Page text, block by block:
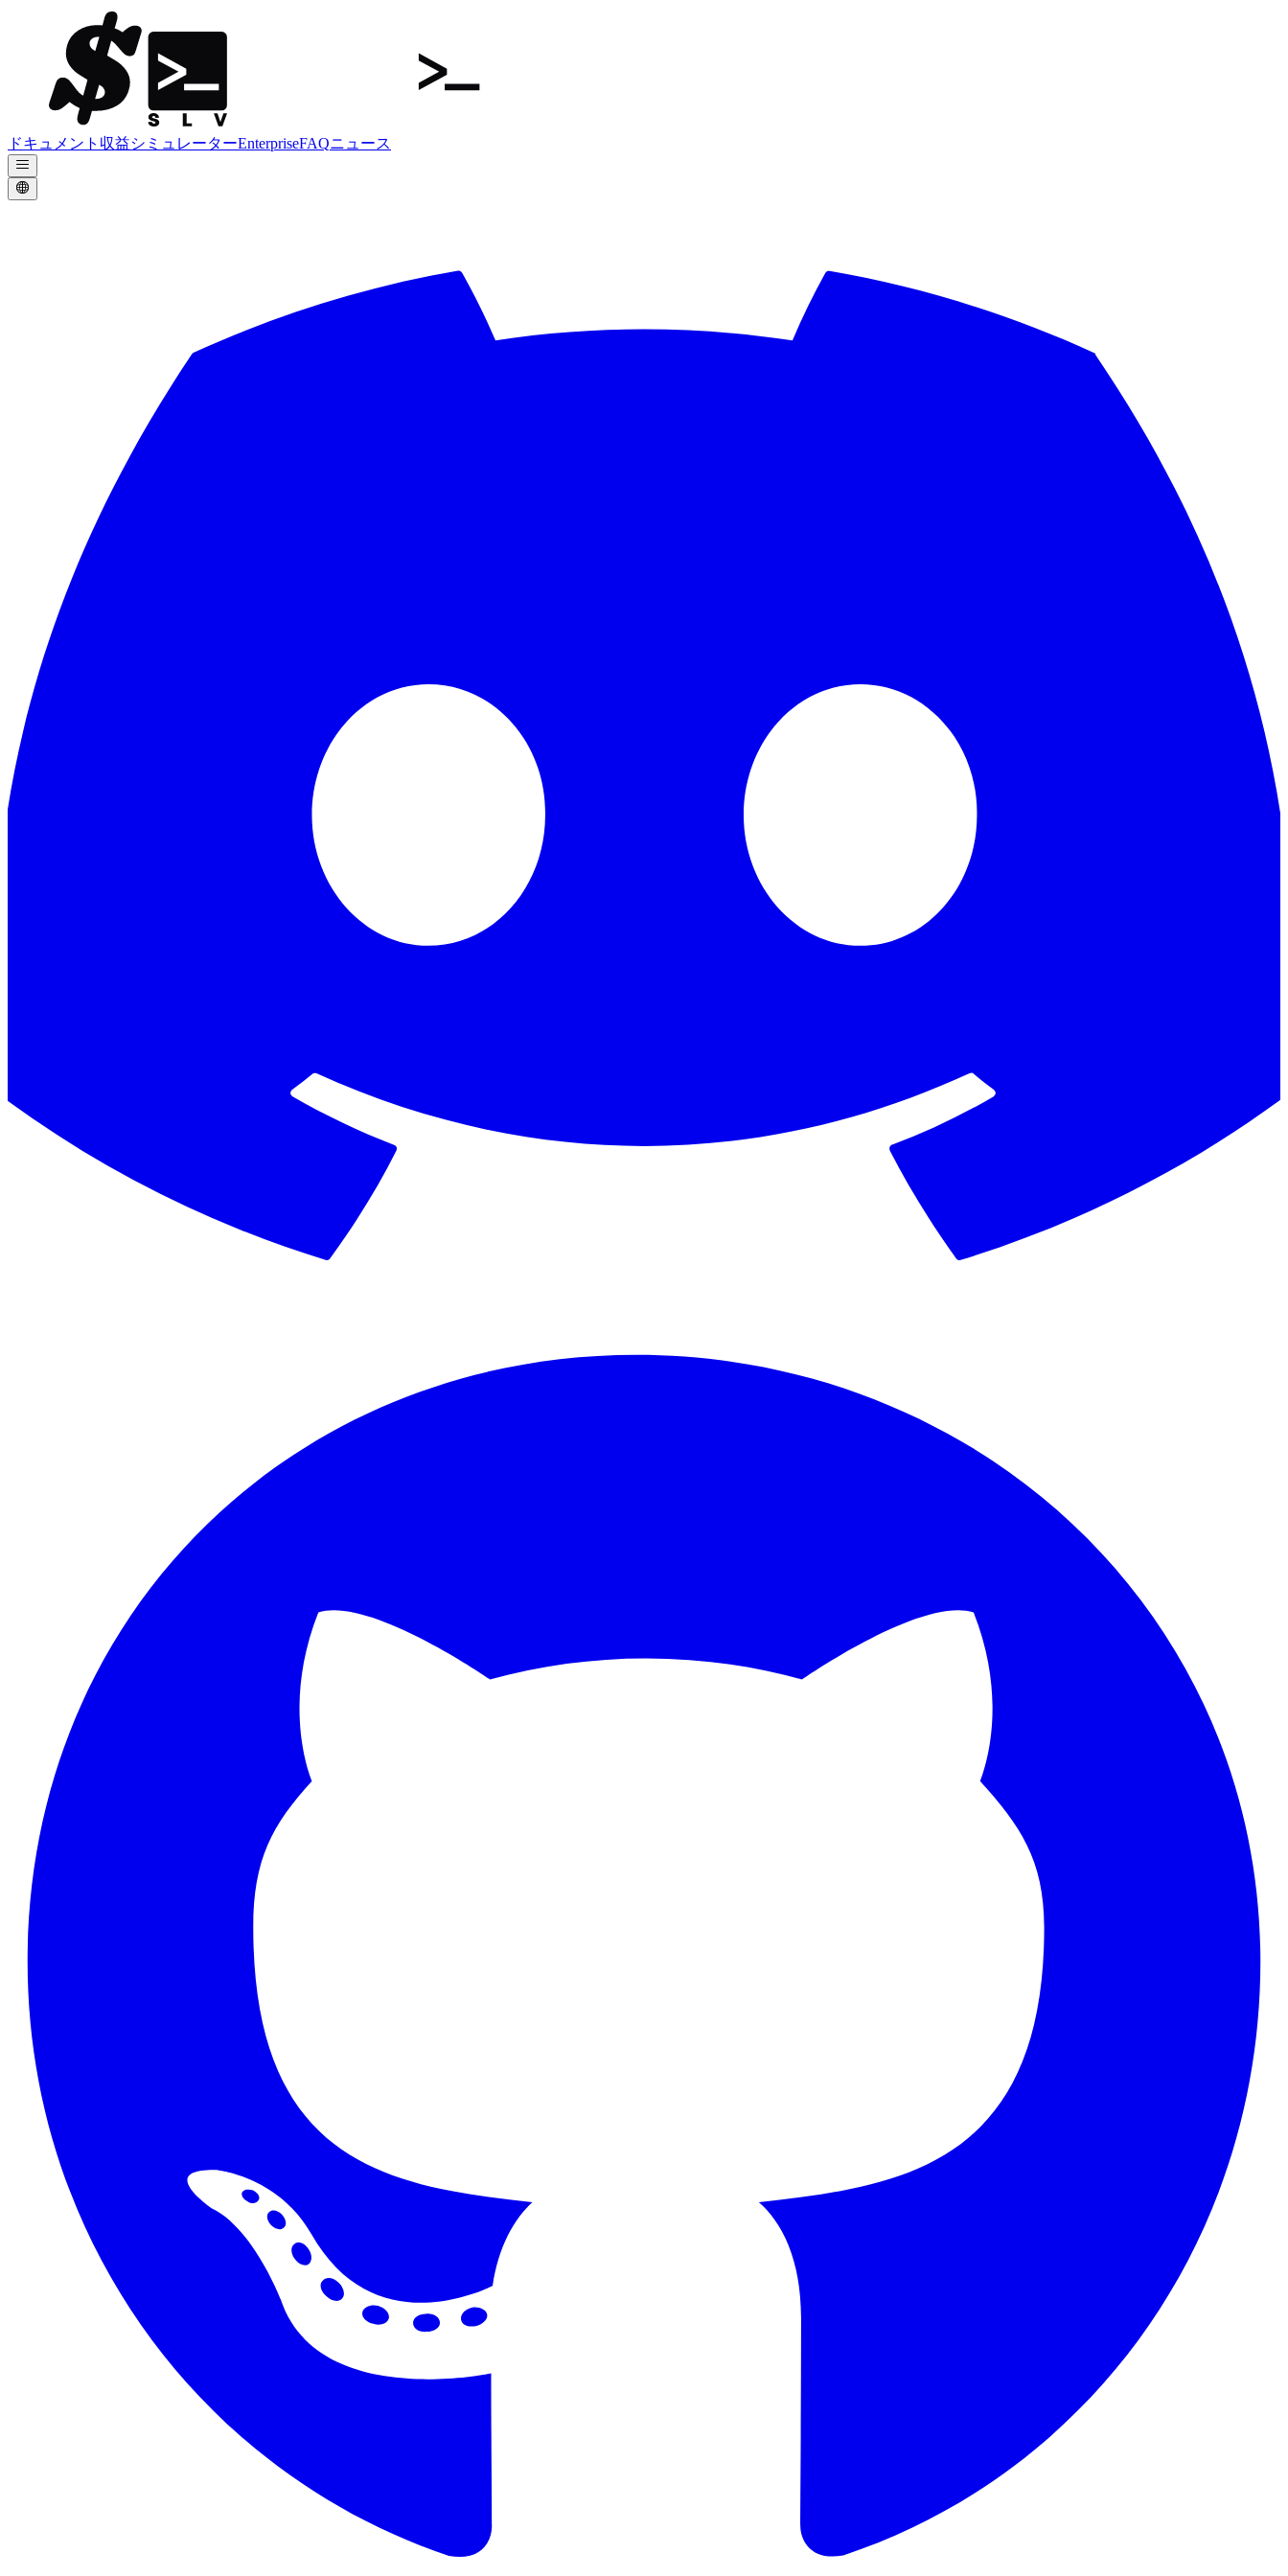
ドキュメント 収益シミュレーターEnterpriseFAQニュース